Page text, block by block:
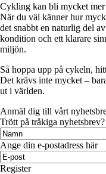
Cykling kan bli mycket
När du väl känner hur
det snabbt en naturlig del
kondition och ett klarare
miljön.
Så hoppa upp på cykeln,
Det krävs inte mycket –
ut i världen.
Anmäl dig till vårt
Trött på tråkiga
Ange din e-postadress här
Register